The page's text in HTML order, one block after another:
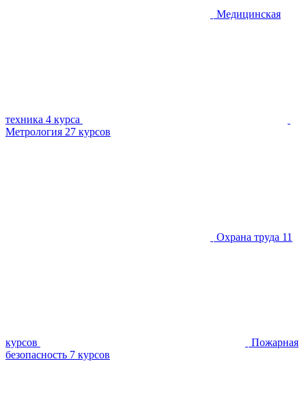
Медицинская
техника 4 курса
Метрология 27 курсов
Охрана труда 11
курсов
Пожарная
безопасность 7 курсов